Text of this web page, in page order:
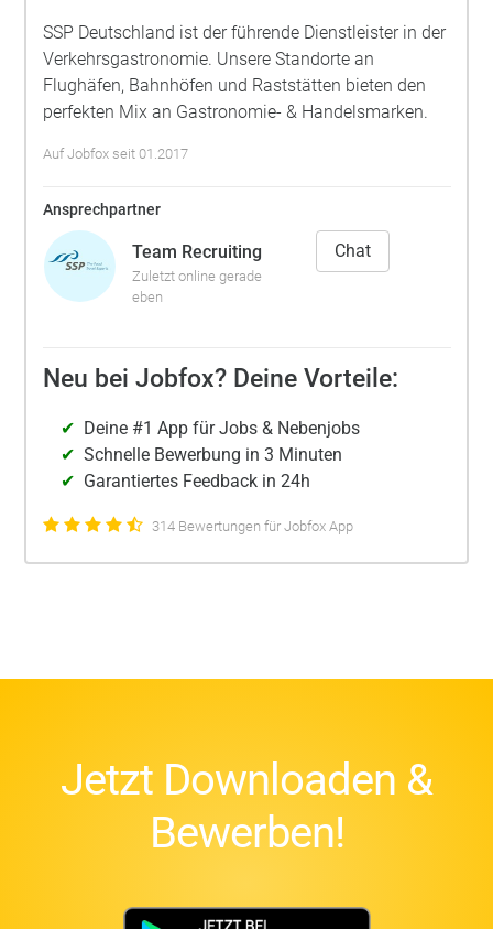
SSP Deutschland ist der führende Dienstleister in der
Verkehrsgastronomie. Unsere Standorte an
Flughäfen, Bahnhöfen und Raststätten bieten den
perfekten Mix an Gastronomie- & Handelsmarken.
Auf Jobfox seit 01.2017
Ansprechpartner
Team Recruiting
Zuletzt online gerade
eben
Chat
Neu bei Jobfox? Deine Vorteile:
Deine #1 App für Jobs & Nebenjobs
Schnelle Bewerbung in 3 Minuten
Garantiertes Feedback in 24h
314 Bewertungen für Jobfox App
Jetzt Downloaden &
Bewerben!